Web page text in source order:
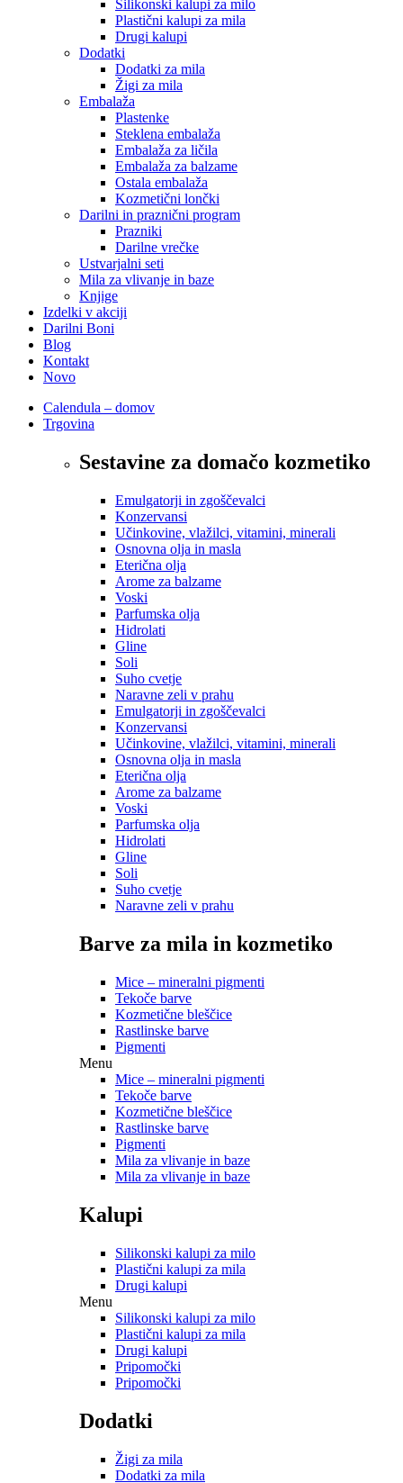
Silikonski kalupi za milo
Plastični kalupi za mila
Drugi kalupi
Dodatki
Dodatki za mila
Žigi za mila
Embalaža
Plastenke
Steklena embalaža
Embalaža za ličila
Embalaža za balzame
Ostala embalaža
Kozmetični lončki
Darilni in praznični program
Prazniki
Darilne vrečke
Ustvarjalni seti
Mila za vlivanje in baze
Knjige
Izdelki v akciji
Darilni Boni
Blog
Kontakt
Novo
Calendula – domov
Trgovina
Sestavine za domačo kozmetiko
Emulgatorji in zgoščevalci
Konzervansi
Učinkovine, vlažilci, vitamini, minerali
Osnovna olja in masla
Eterična olja
Arome za balzame
Voski
Parfumska olja
Hidrolati
Gline
Soli
Suho cvetje
Naravne zeli v prahu
Emulgatorji in zgoščevalci
Konzervansi
Učinkovine, vlažilci, vitamini, minerali
Osnovna olja in masla
Eterična olja
Arome za balzame
Voski
Parfumska olja
Hidrolati
Gline
Soli
Suho cvetje
Naravne zeli v prahu
Barve za mila in kozmetiko
Mice – mineralni pigmenti
Tekoče barve
Kozmetične bleščice
Rastlinske barve
Pigmenti
Menu
Mice – mineralni pigmenti
Tekoče barve
Kozmetične bleščice
Rastlinske barve
Pigmenti
Mila za vlivanje in baze
Mila za vlivanje in baze
Kalupi
Silikonski kalupi za milo
Plastični kalupi za mila
Drugi kalupi
Menu
Silikonski kalupi za milo
Plastični kalupi za mila
Drugi kalupi
Pripomočki
Pripomočki
Dodatki
Žigi za mila
Dodatki za mila